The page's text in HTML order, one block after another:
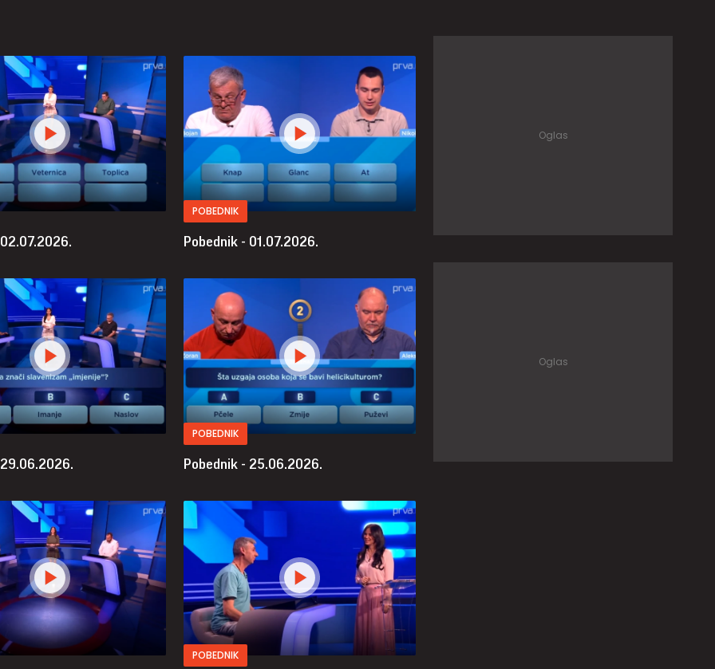
POBEDNIK
Pobednik - 01.07.2026.
POBEDNIK
Pobednik - 25.06.2026.
POBEDNIK